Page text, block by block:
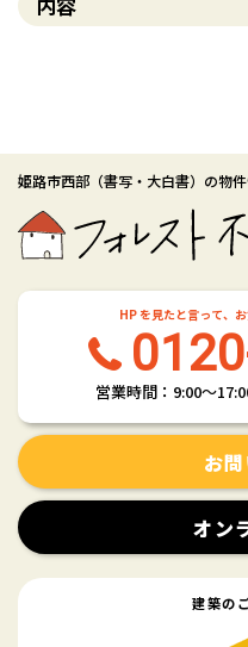
姫路市西部 （書写・大白書） の物
HP を見たと言って、
営業時間：9:00〜
お
オン
建築の